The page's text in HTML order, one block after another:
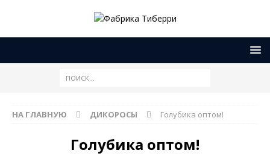
НА ГЛАВНУЮ ДИКОРОСЫ Голубика оптом!
Голубика оптом!